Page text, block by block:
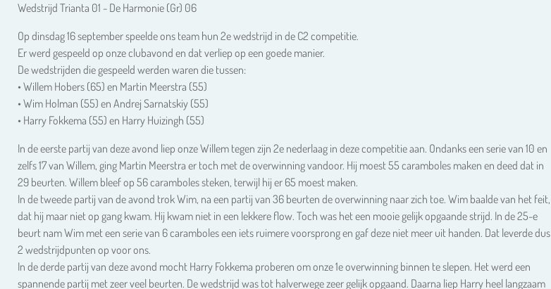
Wedstrijd Trianta 01 - De Harmonie (Gr) 06
Op dinsdag 16 september speelde ons team hun 2e wedstrijd in de C2 competitie.
Er werd gespeeld op onze clubavond en dat verliep op een goede manier.
De wedstrijden die gespeeld werden waren die tussen:
• Willem Hobers (65) en Martin Meerstra (55)
• Wim Holman (55) en Andrej Sarnatskiy (55)
• Harry Fokkema (55) en Harry Huizingh (55)
In de eerste partij van deze avond liep onze Willem tegen zijn 2e nederlaag in deze competitie aan. Ondanks een serie van 10 en
zelfs 17 van Willem, ging Martin Meerstra er toch met de overwinning vandoor. Hij moest 55 caramboles maken en deed dat in
29 beurten. Willem bleef op 56 caramboles steken, terwijl hij er 65 moest maken.
In de tweede partij van de avond trok Wim, na een partij van 36 beurten de overwinning naar zich toe. Wim baalde van het feit,
dat hij maar niet op gang kwam. Hij kwam niet in een lekkere flow. Toch was het een mooie gelijk opgaande strijd. In de 25-e
beurt nam Wim met een serie van 6 caramboles een iets ruimere voorsprong en gaf deze niet meer uit handen. Dat leverde dus
2 wedstrijdpunten op voor ons.
In de derde partij van deze avond mocht Harry Fokkema proberen om onze 1e overwinning binnen te slepen. Het werd een
spannende partij met zeer veel beurten. De wedstrijd was tot halverwege zeer gelijk opgaand. Daarna liep Harry heel langzaam